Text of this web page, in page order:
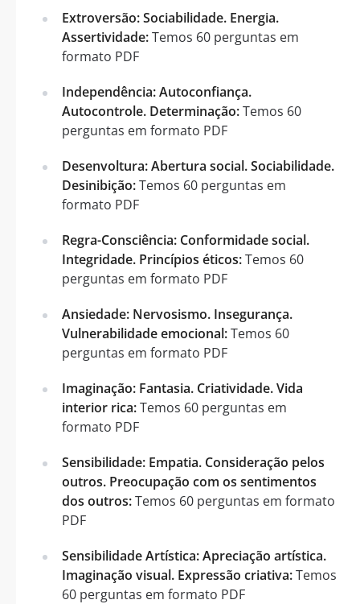
Extroversão: Sociabilidade. Energia.
Assertividade:Temos 60 perguntas em
formato PDF
Independência: Autoconfiança.
Autocontrole. Determinação:Temos 60
perguntas em formato PDF
Desenvoltura: Abertura social. Sociabilidade.
Desinibição:Temos 60 perguntas em
formato PDF
Regra-Consciência: Conformidade social.
Integridade. Princípios éticos:Temos 60
perguntas em formato PDF
Ansiedade: Nervosismo. Insegurança.
Vulnerabilidade emocional:Temos 60
perguntas em formato PDF
Imaginação: Fantasia. Criatividade. Vida
interior rica:Temos 60 perguntas em
formato PDF
Sensibilidade: Empatia. Consideração pelos
outros. Preocupação com os sentimentos
dos outros:Temos 60 perguntas em formato
PDF
Sensibilidade Artística: Apreciação artística.
Imaginação visual. Expressão criativa:Temos
60 perguntas em formato PDF